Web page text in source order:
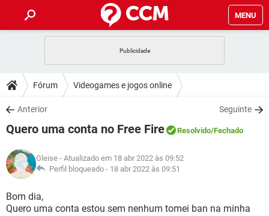
MENU
CELULAR FACEBOOK
OUTLOOK
INSTAGRAM GMAIL
GUIA DE COMPRAS
DICAS
JOGOS WHATSAPP
INSTAGRAM GMAIL
GUIA DE COMPRAS
DOWNLOADS
JOGOS WHATSAPP
CELULAR
OUTLOOK EXCEL
INSTAGRAM
GUIA DE COMPRAS
FÓRUM
JOGOS WHATSAPP
CELULAR
OUTLOOK
GLOSSÁRIO
JOGOS
CELULAR FACEBOOK
Fórum Videogames e jogos online
Anterior Seguinte
Quero uma conta no Free Fire Resolvido/Fechado
Gleise - Atualizado em 18 abr 2022 às 09:52
Perfil bloqueado - 18 abr 2022 às 09:51
Bom dia,
Quero uma conta estou sem nenhum tomei ban na minha